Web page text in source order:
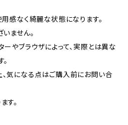
感なく綺麗な状態になります。
ません。
ーやブラウザによって、実際とは異な
気になる点はご購入前にお問い合
す。